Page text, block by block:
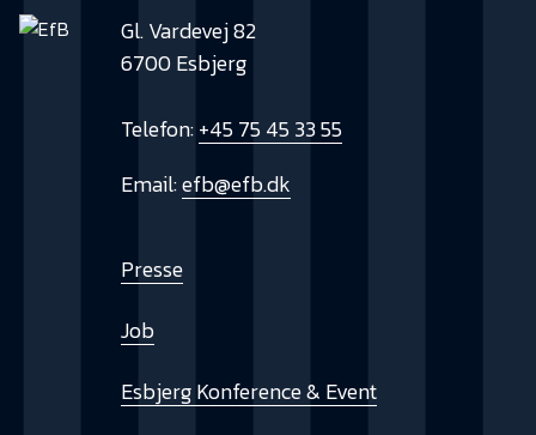
Gl. Vardevej 82
6700 Esbjerg
Telefon:+45 75 45 33 55
Email:efb@efb.dk
Presse
Job
Esbjerg Konference & Event